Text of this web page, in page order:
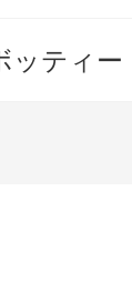
ッティー